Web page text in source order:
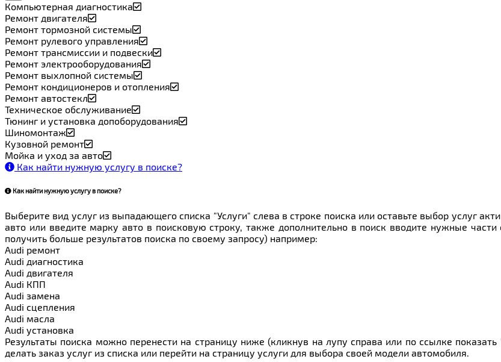
Компьютерная диагностика
Ремонт двигателя
Ремонт тормозной системы
Ремонт рулевого управления
Ремонт трансмиссии и подвески
Ремонт электрооборудования
Ремонт выхлопной системы
Ремонт кондиционеров и отопления
Ремонт автостекл
Техническое обслуживание
Тюнинг и установка допоборудования
Шиномонтаж
Кузовной ремонт
Мойка и уход за авто
Как найти нужную услугу в поиске?
Как найти нужную услугу в поиске?
Выберите вид услуг из выпадающего списка "Услуги" слева в строке поиска или оставьте выбор услуг
авто или введите марку авто в поисковую строку, также дополнительно в поиск вводите нужные
получить больше результатов поиска по своему запросу) например:
Audi ремонт
Audi диагностика
Audi двигателя
Audi КПП
Audi замена
Audi сцепления
Audi масла
Audi установка
Результаты поиска можно перенести на страницу ниже (кликнув на лупу справа или по ссылке
делать заказ услуг из списка или перейти на страницу услуги для выбора своей модели автомобиля.